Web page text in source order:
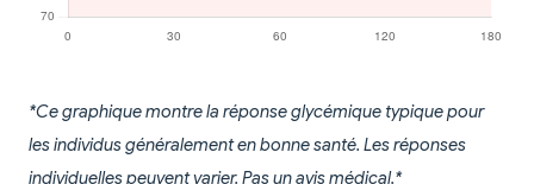
*Ce graphique montre la réponse glycémique typique pour
les individus généralement en bonne santé. Les réponses
individuelles peuvent varier. Pas un avis médical.*